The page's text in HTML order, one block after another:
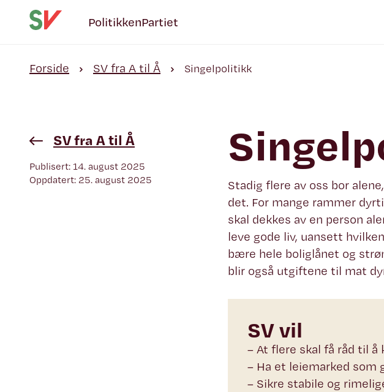
PolitikkenPartiet
Forside SV fra A til Å Singelpolitikk
SV fra A til Å
Publisert: 14. august 2025
Oppdatert: 25. august 2025
Stadig flere av oss bor
det. For mange rammer
skal dekkes av en person
leve gode liv, uansett
bære hele boliglånet og
blir også utgiftene til mat
SV vil
– At flere skal få råd til å
– Ha et leiemarked som
– Sikre stabile og